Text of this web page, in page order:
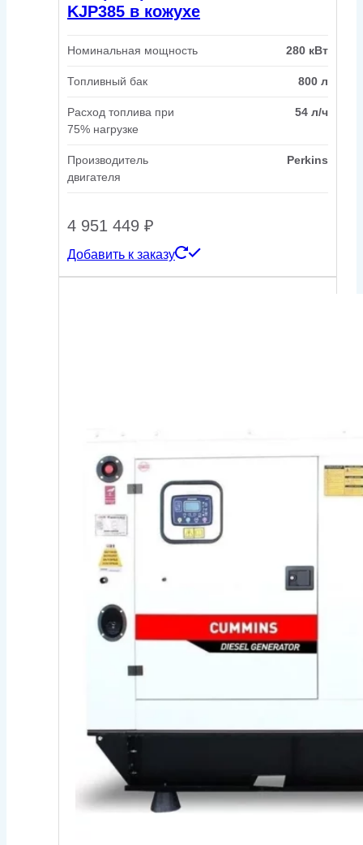
KJP385 в кожухе
Номинальная мощность 280 кВт
Топливный бак 800 л
Расход топлива при
75% нагрузке
54 л/ч
Производитель
двигателя
Perkins
4 951 449 ₽
Добавить к заказу